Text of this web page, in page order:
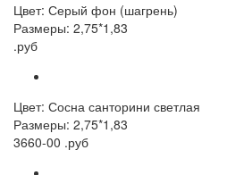
Цвет: Серый фон (шагрень)
Размеры: 2,75*1,83
.руб
Цвет: Сосна санторини светлая
Размеры: 2,75*1,83
3660-00 .руб